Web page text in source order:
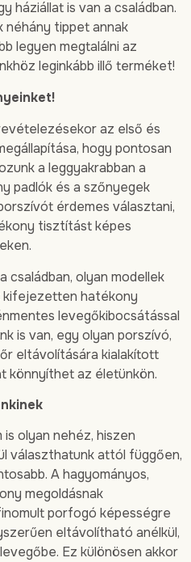
háziállat is van a családban.
néhány tippet annak
legyen megtalálni az
leginkább illő terméket!
az első és
hogy pontosan
a leggyakrabban a
padlók és a szőnyegek
érdemes választani,
tisztítást képes
családban, olyan modellek
kifejezetten hatékony
levegőkibocsátással
is van, egy olyan porszívó,
eltávolítására kialakított
könnyíthet az életünkön.
olyan nehéz, hiszen
választhatunk attól függően,
A hagyományos,
megoldásnak
porfogó képességre
eltávolítható anélkül,
Ez különösen akkor